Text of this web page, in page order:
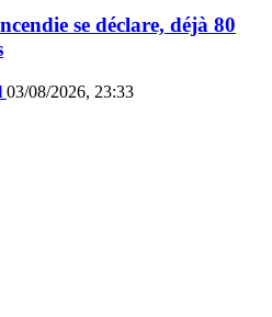
se déclare, déjà 80
03/08/2026, 23:33